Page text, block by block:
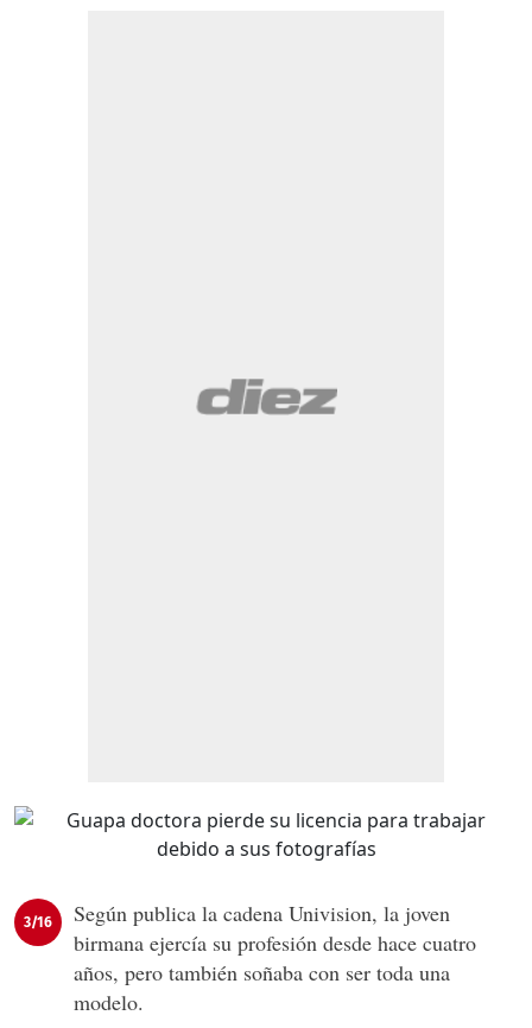
3/16
Según publica la cadena Univision, la joven
birmana ejercía su profesión desde hace cuatro
años, pero también soñaba con ser toda una
modelo.